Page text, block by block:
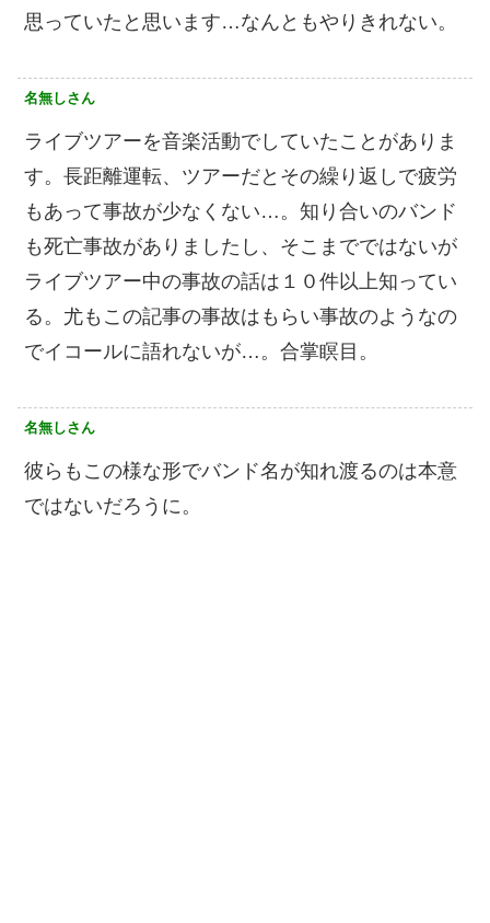
思っていたと思います…なんともやりきれない。
名無しさん
ライブツアーを音楽活動でしていたことがありま
す。長距離運転、ツアーだとその繰り返しで疲労
もあって事故が少なくない…。知り合いのバンド
も死亡事故がありましたし、そこまでではないが
ライブツアー中の事故の話は１０件以上知ってい
る。尤もこの記事の事故はもらい事故のようなの
でイコールに語れないが…。合掌瞑目。
名無しさん
彼らもこの様な形でバンド名が知れ渡るのは本意
ではないだろうに。